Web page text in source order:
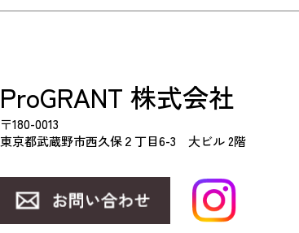
ProGRANT 株式会社
〒180-0013
東京都武蔵野市西久保２丁目6-3 大ビル 2階